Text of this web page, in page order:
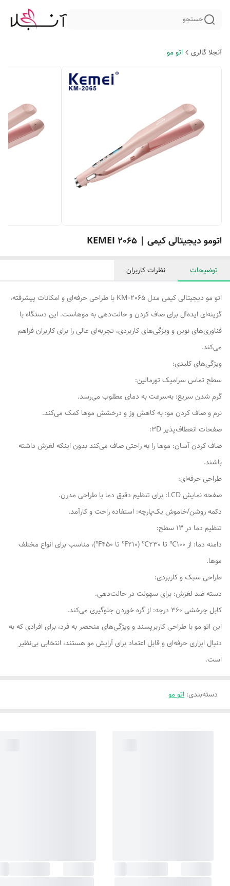
جستجو
آنجلا گالری اتو مو
اتومو دیجیتالی کیمی | KEMEI 2065
توضیحات نظرات کاربران
اتو مو دیجیتالی کیمی مدل KM-2065 با طراحی حرفه‌ای و امکانات پیشرفته،
گزینه‌ای ایده‌آل برای صاف کردن و حالت‌دهی به موهاست. این دستگاه با
فناوری‌های نوین و ویژگی‌های کاربردی، تجربه‌ای عالی را برای کاربران فراهم
می‌کند.
ویژگی‌های کلیدی:
سطح تماس سرامیک تورمالین:
گرم شدن سریع: به‌سرعت به دمای مطلوب می‌رسد.
نرم و صاف کردن مو: به کاهش وز و درخشش موها کمک می‌کند.
صفحات انعطاف‌پذیر 3D:
صاف کردن آسان: موها را به راحتی صاف می‌کند بدون اینکه لغزش داشته
باشند.
طراحی حرفه‌ای:
صفحه نمایش LCD: برای تنظیم دقیق دما با طراحی مدرن.
دکمه روشن/خاموش یک‌پارچه: استفاده راحت و کارآمد.
تنظیم دما در 13 سطح:
دامنه دما: از 100℃ تا 230℃ (210℉ تا 450℉)، مناسب برای انواع مختلف
موها.
طراحی سبک و کاربردی:
دسته ضد لغزش: برای سهولت در حالت‌دهی.
کابل چرخشی 360 درجه: از گره خوردن جلوگیری می‌کند.
این اتو مو با طراحی کاربرپسند و ویژگی‌های منحصر به فرد، برای افرادی که به
دنبال ابزاری حرفه‌ای و قابل اعتماد برای آرایش مو هستند، انتخابی بی‌نظیر
است.
دسته‌بندی: اتو مو